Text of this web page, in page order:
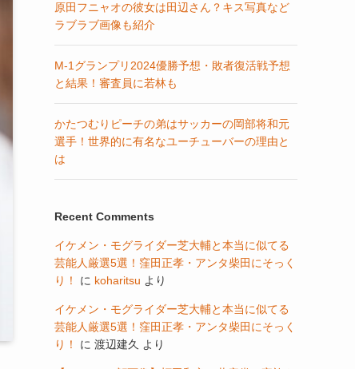
原田フニャオの彼女は田辺さん？キス写真など
ラブラブ画像も紹介
M-1グランプリ2024優勝予想・敗者復活戦予想
と結果！審査員に若林も
かたつむりピーチの弟はサッカーの岡部将和元
選手！世界的に有名なユーチューバーの理由と
は
Recent Comments
イケメン・モグライダー芝大輔と本当に似てる
芸能人厳選5選！窪田正孝・アンタ柴田にそっく
り！
に koharitsu より
イケメン・モグライダー芝大輔と本当に似てる
芸能人厳選5選！窪田正孝・アンタ柴田にそっく
り！
に 渡辺建久 より